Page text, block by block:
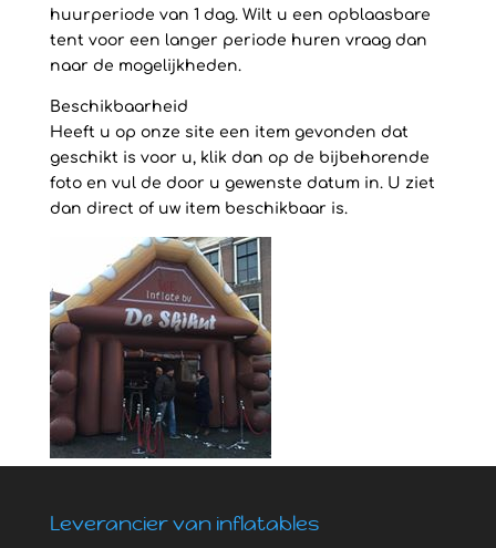
huurperiode van 1 dag. Wilt u een opblaasbare
tent voor een langer periode huren vraag dan
naar de mogelijkheden.
Beschikbaarheid
Heeft u op onze site een item gevonden dat
geschikt is voor u, klik dan op de bijbehorende
foto en vul de door u gewenste datum in. U ziet
dan direct of uw item beschikbaar is.
Leverancier van inflatables